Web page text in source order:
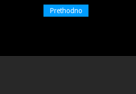
Prethodno